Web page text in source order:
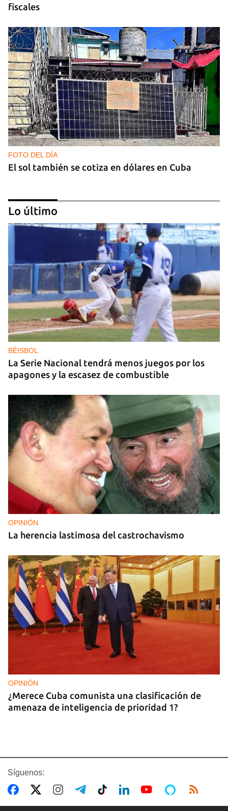
fiscales
FOTO DEL DÍA
El sol también se cotiza en dólares en Cuba
GAS
Los puntos de ProGas vuelven a cerrar en La
Habana tras agotarse las balitas de gas en
dólares
Lo último
BÉISBOL
La Serie Nacional tendrá menos juegos por los
apagones y la escasez de combustible
OPINIÓN
La herencia lastimosa del castrochavismo
OPINIÓN
¿Merece Cuba comunista una clasificación de
amenaza de inteligencia de prioridad 1?
Síguenos: